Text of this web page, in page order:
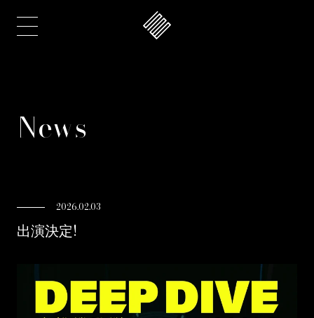
News
2026.02.03
出演決定!